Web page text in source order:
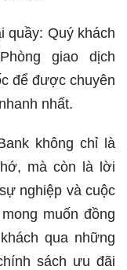
quầy: Quý khách
giao dịch
để được chuyên
nhất.
không chỉ là
mà còn là lời
nghiệp và cuộc
muốn đồng
qua những
sách ưu đãi